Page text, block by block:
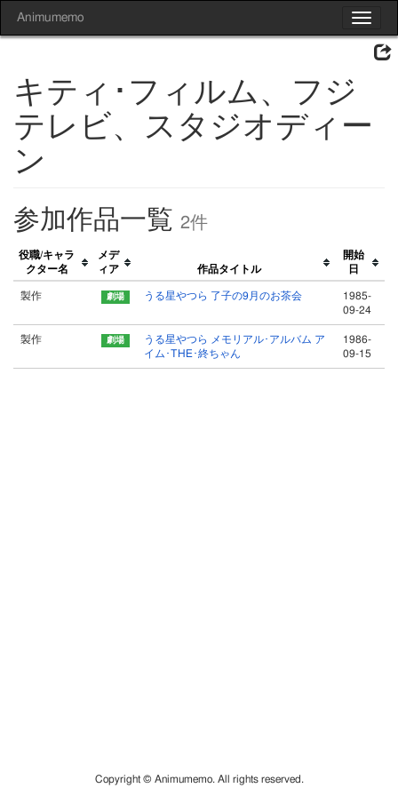
Toggle
Animumemo
キティ･フィルム、フジ
テレビ、スタジオディー
ン
参加作品一覧 2件
役職/キャラ
クター名
メデ
ィア
作品タイトル
開始
日
製作 うる星やつら 了子の9月のお茶会
1985-
09-24
製作
うる星やつら メモリアル･アルバム ア
イム･THE･終ちゃん
1986-
09-15
Copyright © Animumemo. All rights reserved.